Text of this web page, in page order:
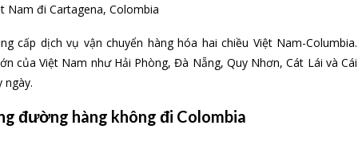
Nam đi Cartagena, Colombia
cấp dịch vụ vận chuyển hàng hóa hai chiều Việt Nam-Columbia.
của Việt Nam như Hải Phòng, Đà Nẵng, Quy Nhơn, Cát Lái và Cái
ngày.
đường hàng không đi Colombia